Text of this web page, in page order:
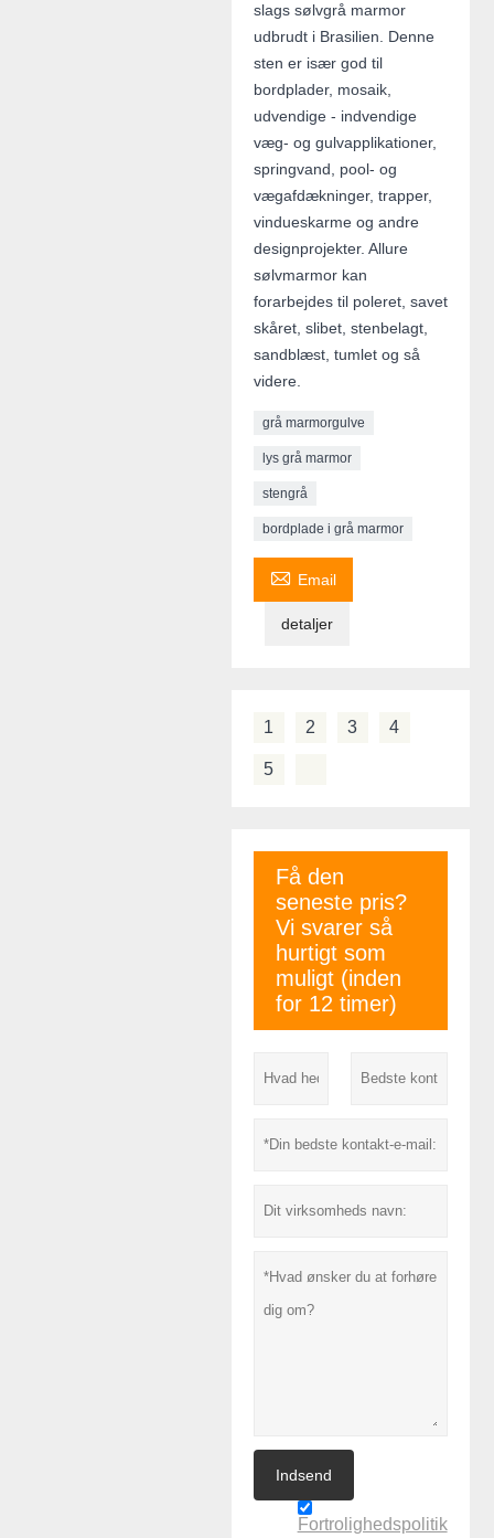
slags sølvgrå marmor
udbrudt i Brasilien. Denne
sten er især god til
bordplader, mosaik,
udvendige - indvendige
væg- og gulvapplikationer,
springvand, pool- og
vægafdækninger, trapper,
vindueskarme og andre
designprojekter. Allure
sølvmarmor kan
forarbejdes til poleret, savet
skåret, slibet, stenbelagt,
sandblæst, tumlet og så
videre.
grå marmorgulve
lys grå marmor
stengrå
bordplade i grå marmor
 Email
detaljer
1 2 3 4
5
Få den
seneste pris?
Vi svarer så
hurtigt som
muligt (inden
for 12 timer)
Indsend
Fortrolighedspolitik